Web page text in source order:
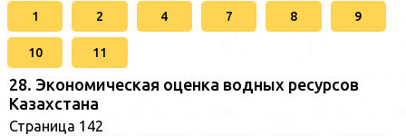
1 2 4 7 8 9
10 11
28. Экономическая оценка водных ресурсов
Казахстана
Страница 142